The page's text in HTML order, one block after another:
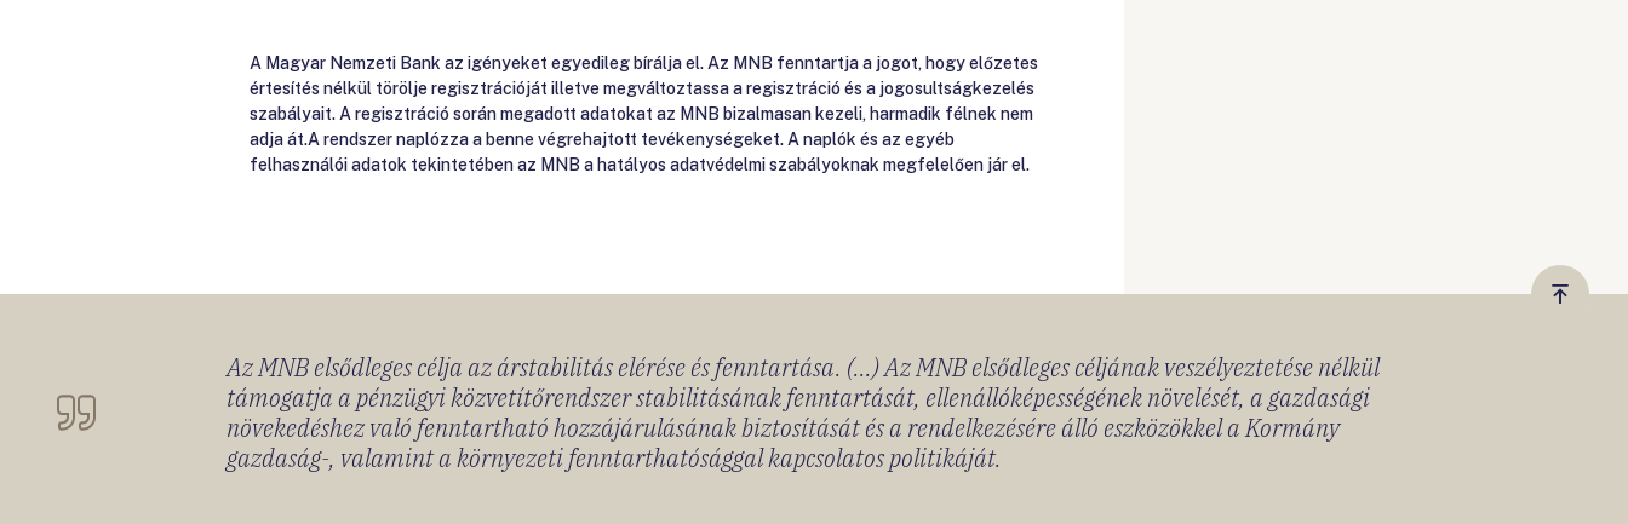
A Magyar Nemzeti Bank az igényeket egyedileg bírálja el. Az MNB fenntartja a jogot, hogy előzetes
értesítés nélkül törölje regisztrációját illetve megváltoztassa a regisztráció és a jogosultságkezelés
szabályait. A regisztráció során megadott adatokat az MNB bizalmasan kezeli, harmadik félnek nem
adja át.A rendszer naplózza a benne végrehajtott tevékenységeket. A naplók és az egyéb
felhasználói adatok tekintetében az MNB a hatályos adatvédelmi szabályoknak megfelelően jár el.
Vissza
Az MNB elsődleges célja az árstabilitás elérése és fenntartása. (...) Az MNB elsődleges céljának veszélyeztetése nélkül
támogatja a pénzügyi közvetítőrendszer stabilitásának fenntartását, ellenállóképességének növelését, a gazdasági
növekedéshez való fenntartható hozzájárulásának biztosítását és a rendelkezésére álló eszközökkel a Kormány
gazdaság-, valamint a környezeti fenntarthatósággal kapcsolatos politikáját.